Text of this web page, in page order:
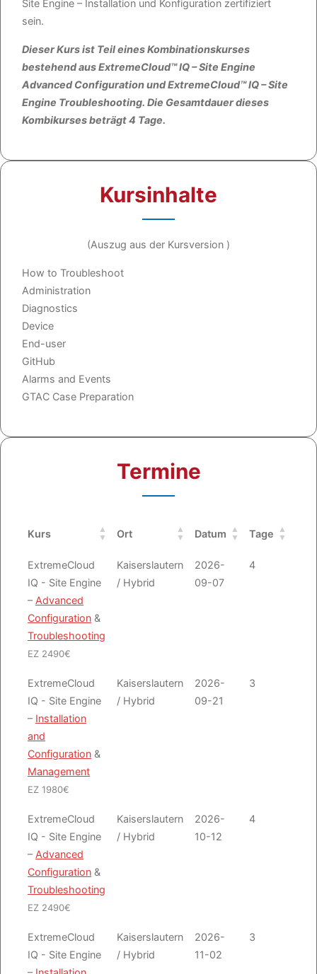
Site Engine – Installation und Konfiguration zertifiziert
sein.
Dieser Kurs ist Teil eines Kombinationskurses
bestehend aus ExtremeCloud™ IQ – Site Engine
Advanced Configuration und ExtremeCloud™ IQ – Site
Engine Troubleshooting. Die Gesamtdauer dieses
Kombikurses beträgt 4 Tage.
Kursinhalte
(Auszug aus der Kursversion )
How to Troubleshoot
Administration
Diagnostics
Device
End-user
GitHub
Alarms and Events
GTAC Case Preparation
Termine
Kurs Ort Datum Tage
Kurs Ort Datum Tage
ExtremeCloud
IQ - Site Engine
– Advanced
Configuration &
Troubleshooting
EZ 2490€
Kaiserslautern
/ Hybrid
2026-
09-07
4
ExtremeCloud
IQ - Site Engine
– Installation
and
Configuration &
Management
EZ 1980€
Kaiserslautern
/ Hybrid
2026-
09-21
3
ExtremeCloud
IQ - Site Engine
– Advanced
Configuration &
Troubleshooting
EZ 2490€
Kaiserslautern
/ Hybrid
2026-
10-12
4
ExtremeCloud
IQ - Site Engine
Kaiserslautern
/ Hybrid
2026-
11-02
3